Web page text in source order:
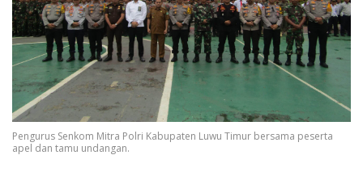
Pengurus Senkom Mitra Polri Kabupaten Luwu Timur bersama peserta
apel dan tamu undangan.